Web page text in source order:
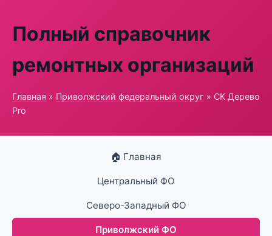
Полный справочник
ремонтных организаций
Главная » Приволжский федеральный округ » СК Дерево
Pro
🏠 Главная
Центральный ФО
Северо-Западный ФО
Приволжский ФО